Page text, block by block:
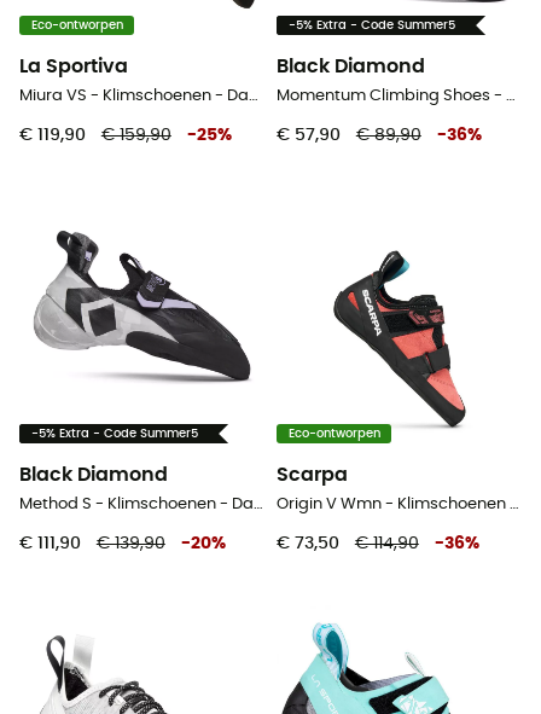
Eco-ontworpen
La Sportiva
Miura VS - Klimschoenen - Dames
€ 119,90 € 159,90 -25%
-5% Extra - Code Summer5
Black Diamond
Momentum Climbing Shoes - Klimschoenen - Dames
€ 57,90 € 89,90 -36%
-5% Extra - Code Summer5
Black Diamond
Method S - Klimschoenen - Dames
€ 111,90 € 139,90 -20%
Eco-ontworpen
Scarpa
Origin V Wmn - Klimschoenen - Dames
€ 73,50 € 114,90 -36%